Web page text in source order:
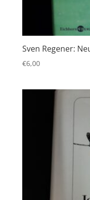
Sven Regener:
€6,00